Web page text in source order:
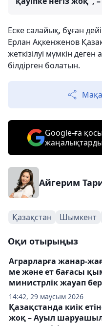
Еске салайық, бұған
Ерлан Ақкенженов
жеткізілуі мүмкін
білдірген болатын.
Google-ға
Айгерим
Қазақстан Шымкент
Оқи отырыңыз
14:42, 29 маусым 2026
Аграрларға жанар-
ме және ет бағасы
министрлік жауап
Қазақстанда киік
жоқ – Ауыл